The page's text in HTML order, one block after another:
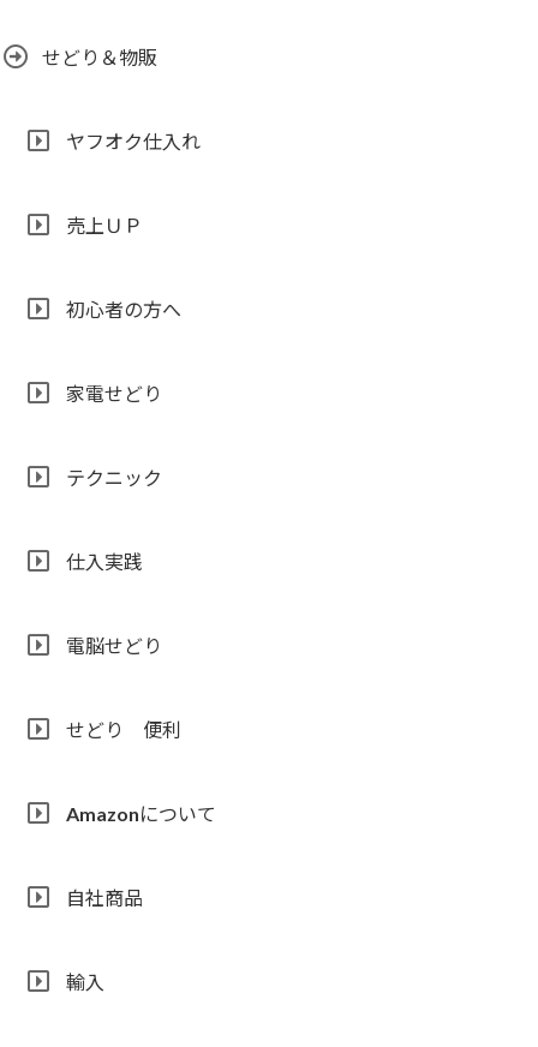
せどり＆物販
ヤフオク仕入れ
売上ＵＰ
初心者の方へ
家電せどり
テクニック
仕入実践
電脳せどり
せどり 便利
Amazonについて
自社商品
輸入